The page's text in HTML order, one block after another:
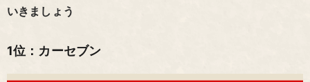
いきましょう
1位：カーセブン